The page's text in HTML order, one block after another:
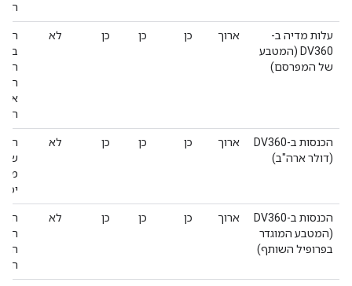
עלות מדיה ב-
DV360 (המטבע
של המפרסם)
ארוך כן כן כן לא
הכנסות ב-DV360
(דולר ארה"ב)
ארוך כן כן כן לא
הכנסות ב-DV360
(המטבע המוגדר
בפרופיל השותף)
ארוך כן כן כן לא